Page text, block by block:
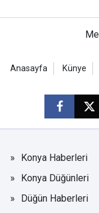
Anasayfa Künye
Konya Haberleri
Konya Düğünleri
Düğün Haberleri